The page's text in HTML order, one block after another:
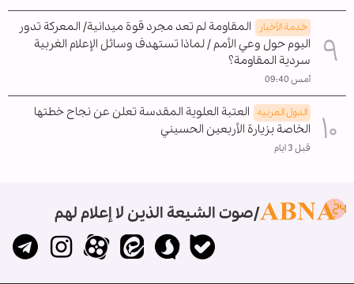
خدمة الأخبار
المقاومة لم تعد مجرد قوة ميدانية/ المعركة تدور
اليوم حول وعي الأمم / لماذا تستهدف وسائل الإعلام الغربية
سردية المقاومة؟
أمس 09:40
الدول العربیه العتبة العلوية المقدسة تعلن عن نجاح خطتها
الخاصة بزيارة الأربعين الحسيني
قبل 3 ايام
صوت الشيعة الذين لا إعلام لهم